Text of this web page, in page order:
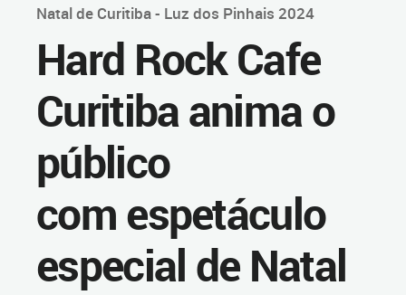
Natal de Curitiba - Luz dos Pinhais 2024
Hard Rock Cafe
Curitiba anima o
público
com espetáculo
especial de Natal